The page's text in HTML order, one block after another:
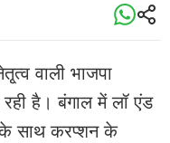
वाली भाजपा
है। बंगाल में लॉ एंड
साथ करप्शन के